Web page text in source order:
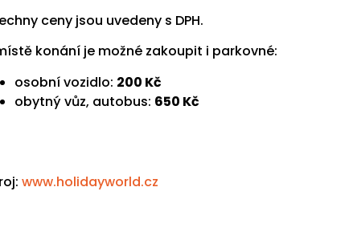
ceny jsou uvedeny s DPH.
konání je možné zakoupit i parkovné:
osobní vozidlo: 200 Kč
obytný vůz, autobus: 650 Kč
www.holidayworld.cz